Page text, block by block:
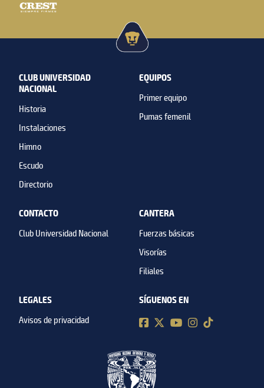
CLUB UNIVERSIDAD
NACIONAL
Historia
Instalaciones
Himno
Escudo
Directorio
EQUIPOS
Primer equipo
Pumas femenil
CONTACTO
Club Universidad Nacional
CANTERA
Fuerzas básicas
Visorías
Filiales
LEGALES
Avisos de privacidad
SÍGUENOS EN